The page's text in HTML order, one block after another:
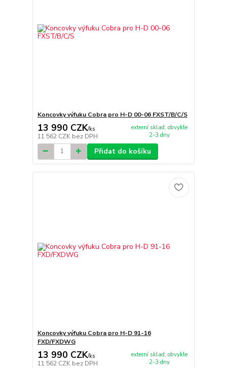
Koncovky výfuku Cobra pro H-D 00-06 FXST/B/C/S
13 990 CZK/ks
11 562 CZK bez DPH
externí sklad, obvykle
2-3 dny
Přidat do košíku
Koncovky výfuku Cobra pro H-D 91-16
FXD/FXDWG
13 990 CZK/ks
11 562 CZK bez DPH
externí sklad, obvykle
2-3 dny